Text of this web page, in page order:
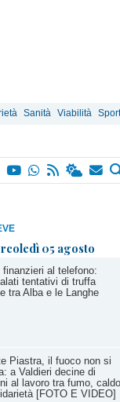
Sanità Viabilità Sport
05 agosto
finanzieri al telefono:
tentativi di truffa
tra Alba e le Langhe
Piastra, il fuoco non si
a Valdieri decine di
al lavoro tra fumo, caldo
[FOTO E VIDEO]